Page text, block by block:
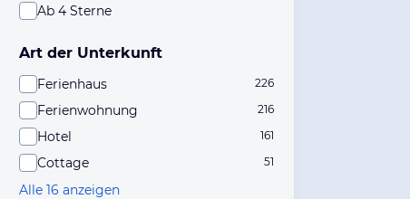
Ab 4 Sterne
Art der Unterkunft
Ferienhaus 226
Ferienwohnung 216
Hotel 161
Cottage 51
Alle 16 anzeigen